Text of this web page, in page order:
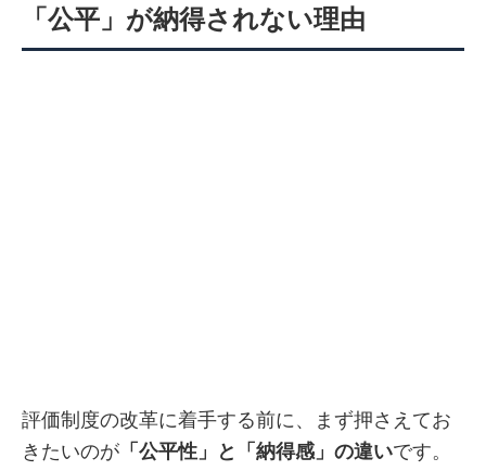
「公平」が納得されない理由
評価制度の改革に着手する前に、まず押さえてお
きたいのが 「公平性」と「納得感」の違いです。